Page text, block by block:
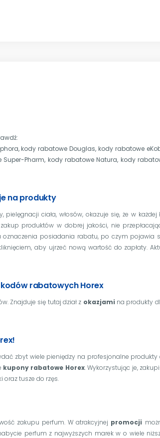
,kody rabatowe Douglas, kody rabatowe
Super-Pharm, kody rabatowe Natura, kody
na produkty
ciała, włosów, okazuje się, że w
produktów w dobrej jakości, nie
posiadania rabatu, po czym pojawia
aby ujrzeć nową wartość do zapłaty.
rabatowych Horex
Znajduje się tutaj dział z okazjami na produkty
zbyt wiele pieniędzy na profesjonalne produkty
kupony rabatowe Horex. Wykorzystując je,
oraz tusze do rzęs.
zakupu perfum. W atrakcyjnej promocji
perfum z najwyższych marek w o wiele